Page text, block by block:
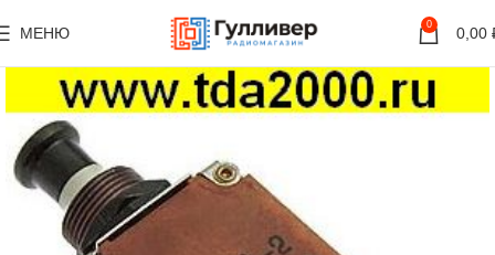
МЕНЮ 0 0,00